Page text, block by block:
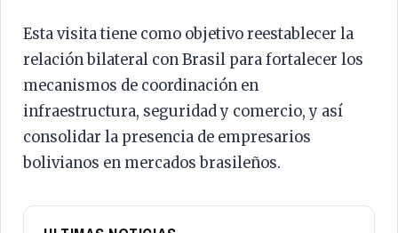
Esta visita tiene como objetivo reestablecer la
relación bilateral con Brasil para fortalecer los
mecanismos de coordinación en
infraestructura, seguridad y comercio, y así
consolidar la presencia de empresarios
bolivianos en mercados brasileños.